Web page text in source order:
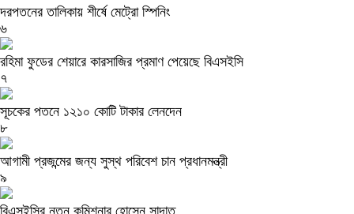
দরপতনের তালিকায় শীর্ষে মেট্রো স্পিনিং
৬
রহিমা ফুডের শেয়ারে কারসাজির প্রমাণ পেয়েছে বিএসইসি
৭
সূচকের পতনে ১২১০ কোটি টাকার লেনদেন
৮
আগামী প্রজন্মের জন্য সুস্থ পরিবেশ চান প্রধানমন্ত্রী
৯
বিএসইসির নতুন কমিশনার হোসেন সাদাত